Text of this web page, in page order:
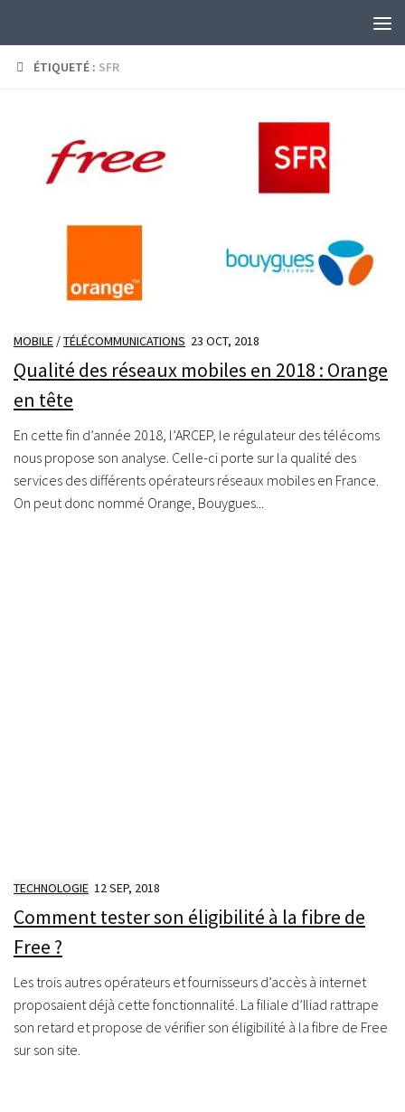
ÉTIQUETÉ : SFR
MOBILE /TÉLÉCOMMUNICATIONS 23 OCT, 2018
Qualité des réseaux mobiles en 2018 : Orange
en tête
En cette fin d’année 2018, l’ARCEP, le régulateur des télécoms
nous propose son analyse. Celle-ci porte sur la qualité des
services des différents opérateurs réseaux mobiles en France.
On peut donc nommé Orange, Bouygues...
TECHNOLOGIE 12 SEP, 2018
Comment tester son éligibilité à la fibre de
Free ?
Les trois autres opérateurs et fournisseurs d’accès à internet
proposaient déjà cette fonctionnalité. La filiale d’Iliad rattrape
son retard et propose de vérifier son éligibilité à la fibre de Free
sur son site.